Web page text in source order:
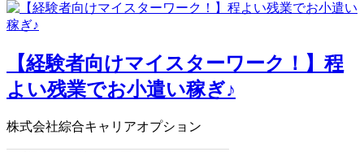
【経験者向けマイスターワーク！】程
よい残業でお小遣い稼ぎ♪
株式会社綜合キャリアオプション